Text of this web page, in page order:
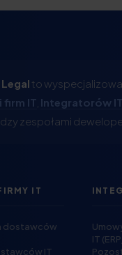
to
firm IT Integratorów IT
zespołami
IT
dostawców
IT
IT